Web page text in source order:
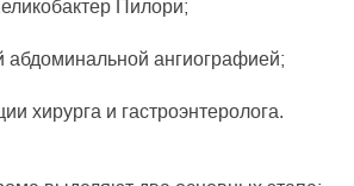
Пилори;
абдоминальной ангиографией;
хирурга и гастроэнтеролога.